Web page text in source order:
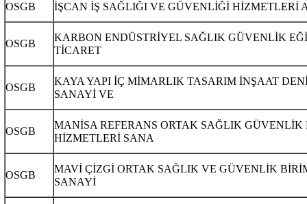
OSGB İŞCAN İŞ SAĞLIĞI VE GÜVENLİĞİ HİZMETLERİ
OSGB
KARBON ENDÜSTRİYEL SAĞLIK GÜVENLİK
TİCARET
OSGB
KAYA YAPI İÇ MİMARLIK TASARIM İNŞAAT
SANAYİ VE
OSGB
MANİSA REFERANS ORTAK SAĞLIK GÜVENLİK
HİZMETLERİ SANA
OSGB
MAVİ ÇİZGİ ORTAK SAĞLIK VE GÜVENLİK
SANAYİ